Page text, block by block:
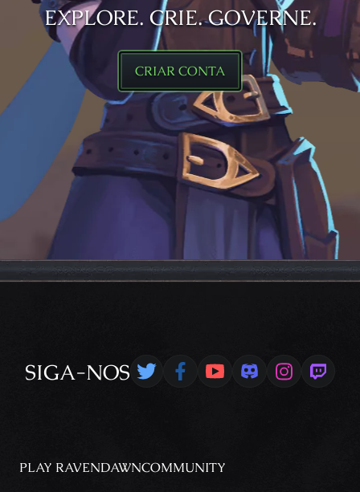
EXPLORE. CRIE. GOVERNE.
CRIAR CONTA
SIGA-NOS
PLAY RAVENDAWNCOMMUNITY